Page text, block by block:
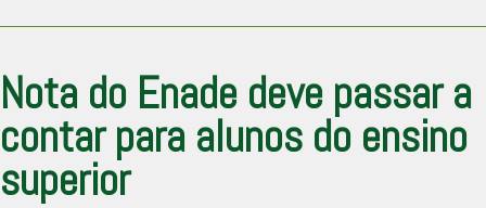
Nota do Enade deve passar a
contar para alunos do ensino
superior